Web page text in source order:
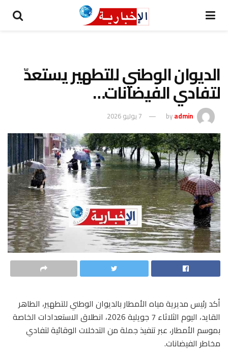
الديوان الوطني للتطهير يستعدّ
لتفادي الفيضانات…
byadmin 7 يوليو 2026
أكد رئيس مديرية مياه الأمطار بالديوان الوطني للتطهير، الطاهر
القايد، اليوم الثلاثاء 7 جويلية 2026، انطلاق الاستعدادات الخاصة
بموسم الأمطار، عبر تنفيذ جملة من التدخلات الوقائية لتفادي
مخاطر الفيضانات.